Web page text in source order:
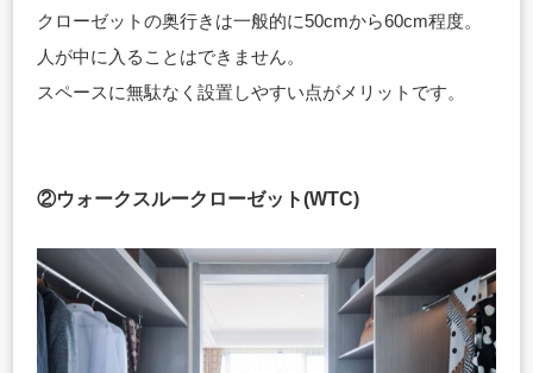
クローゼットの奥行きは一般的に50cmから60cm程度。
人が中に入ることはできません。
スペースに無駄なく設置しやすい点がメリットです。
②ウォークスルークローゼット(WTC)